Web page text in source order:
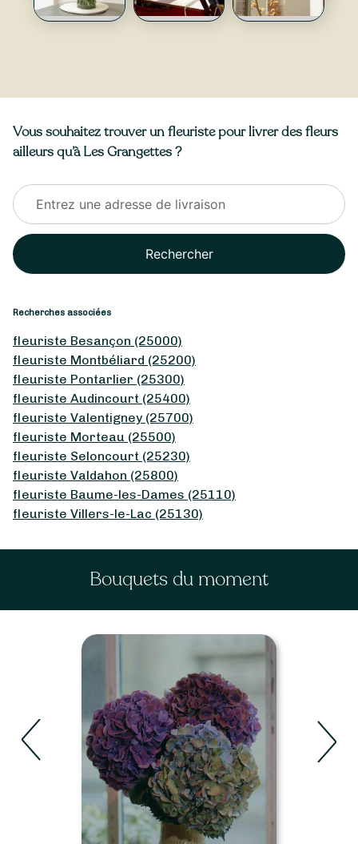
Vous souhaitez trouver un fleuriste pour livrer des fleurs
ailleurs qu’à Les Grangettes ?
Rechercher
Recherches associées
fleuriste Besançon (25000)
fleuriste Montbéliard (25200)
fleuriste Pontarlier (25300)
fleuriste Audincourt (25400)
fleuriste Valentigney (25700)
fleuriste Morteau (25500)
fleuriste Seloncourt (25230)
fleuriste Valdahon (25800)
fleuriste Baume-les-Dames (25110)
fleuriste Villers-le-Lac (25130)
Bouquets du moment